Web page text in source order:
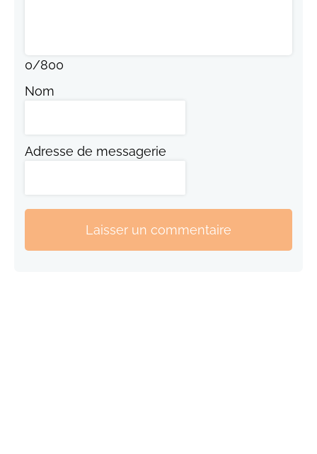
0/800
Nom
Adresse de messagerie
Laisser un commentaire